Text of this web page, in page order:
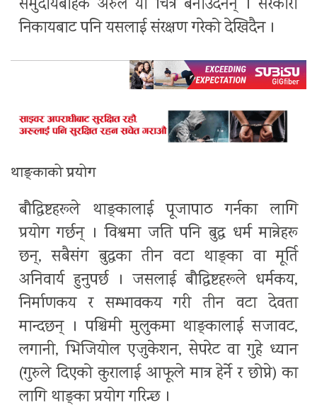
समुदायबाहेक अरुले यो चित्र बनाउँदैनन् । सरकारी
निकायबाट पनि यसलाई संरक्षण गरेको देखिदैन ।
थाङ्काको प्रयोग
बौद्धिष्टहरूले थाङ्कालाई पूजापाठ गर्नका लागि
प्रयोग गर्छन् । विश्वमा जति पनि बुद्ध धर्म मान्नेहरू
छन्, सबैसंग बुद्धका तीन वटा थाङ्का वा मूर्ति
अनिवार्य हुनुपर्छ । जसलाई बौद्धिष्टहरूले धर्मकय,
निर्माणकय र सम्भावकय गरी तीन वटा देवता
मान्दछन् । पश्चिमी मुलुकमा थाङ्कालाई सजावट,
लगानी, भिजियोल एजुकेशन, सेपरेट वा गुहे ध्यान
(गुरुले दिएको कुरालाई आफूले मात्र हेर्ने र छोप्ने) का
लागि थाङ्का प्रयोग गरिन्छ ।